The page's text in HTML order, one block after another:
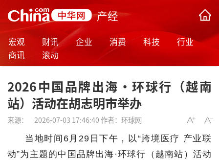
产经
宏观 财讯 企业 消费 科技
行业
商讯
滚动
2026中国品牌出海·环球行（越南
站）活动在胡志明市举办
来源： 2026-07-03 17:46:40作者：环球网
当地时间6月29日下午，以“跨境医疗 产业联
动”为主题的中国品牌出海·环球行（越南站）活动